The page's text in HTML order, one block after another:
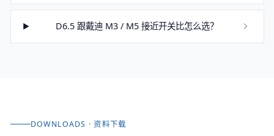
D6.5 跟戴迪 M3 / M5 接近开关比怎么选？
DOWNLOADS · 资料下载